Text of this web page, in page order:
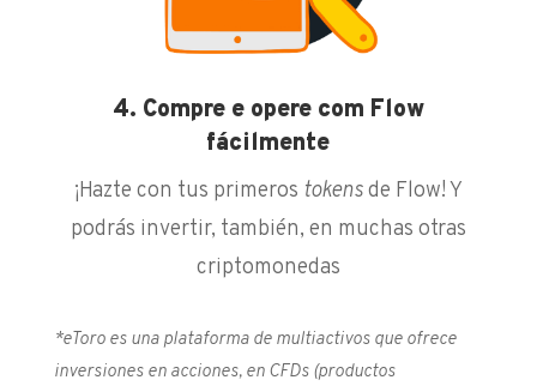
4. Compre e opere com Flow
fácilmente
¡Hazte con tus primeros tokensde Flow! Y
podrás invertir, también, en muchas otras
criptomonedas
*eToro es una plataforma de multiactivos que ofrece
inversiones en acciones, en CFDs (productos